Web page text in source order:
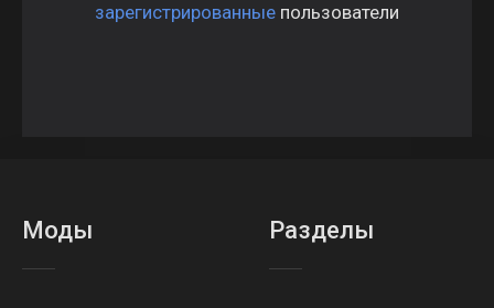
зарегистрированные пользователи
Моды Разделы